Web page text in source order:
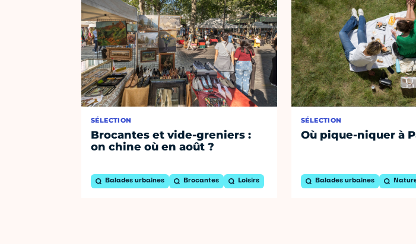
SÉLECTION
Brocantes et vide-greniers :
on chine où en août ?
Balades urbaines Brocantes Loisirs
SÉLECTION
Où pique-niquer à
Balades urbaines